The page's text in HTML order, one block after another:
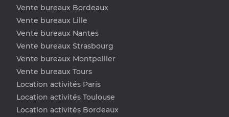
Vente bureaux Bordeaux
Vente bureaux Lille
Vente bureaux Nantes
Vente bureaux Strasbourg
Vente bureaux Montpellier
Vente bureaux Tours
Location activités Paris
Location activités Toulouse
Location activités Bordeaux